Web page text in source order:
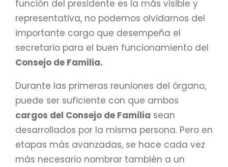
función del presidente es la más visible y
representativa, no podemos olvidarnos del
importante cargo que desempeña el
secretario para el buen funcionamiento del
Consejo de Familia.
Durante las primeras reuniones del órgano,
puede ser suficiente con que ambos
cargos del Consejo de Familia sean
desarrollados por la misma persona. Pero en
etapas más avanzadas, se hace cada vez
más necesario nombrar también a un